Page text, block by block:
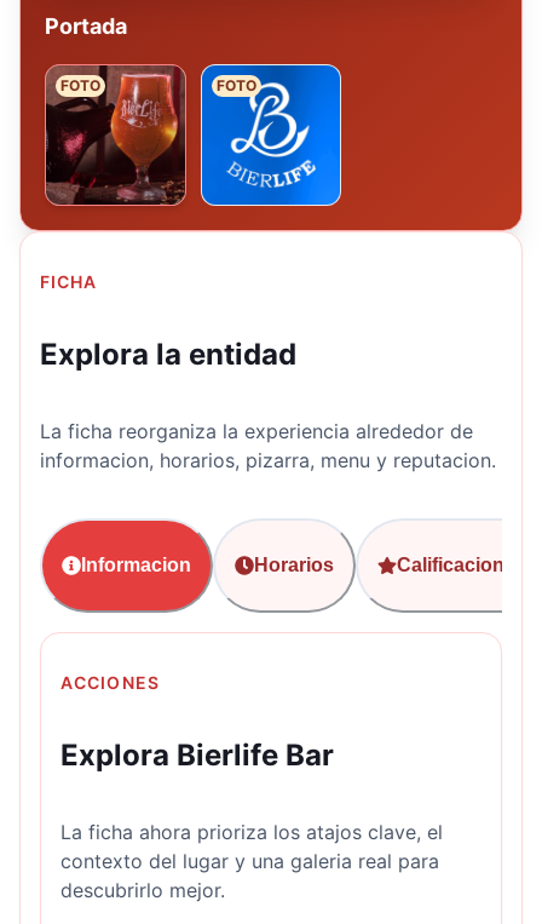
Portada
FOTO FOTO
FICHA
Explora la entidad
La ficha reorganiza la experiencia alrededor de
informacion, horarios, pizarra, menu y reputacion.
Informacion Horarios Calificaciones
ACCIONES
Explora Bierlife Bar
La ficha ahora prioriza los atajos clave, el
contexto del lugar y una galeria real para
descubrirlo mejor.